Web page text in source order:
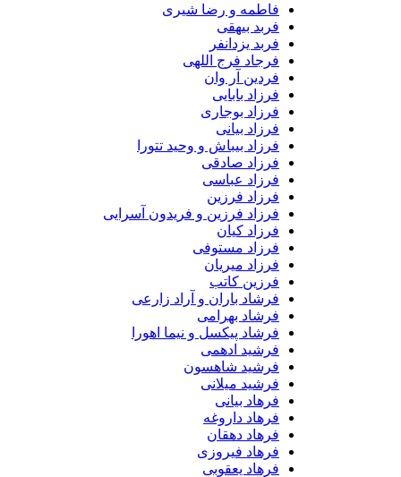
فاطمه و رضا شیری
فربد بیهقی
فربد یزدانفر
فرجاد فرج اللهی
فردین آر وان
فرزاد بابایی
فرزاد بوجاری
فرزاد بیانی
فرزاد بیباش و وحید تتورا
فرزاد صادقی
فرزاد عباسی
فرزاد فرزین
فرزاد فرزین و فریدون آسرایی
فرزاد کیان
فرزاد مستوفی
فرزاد میریان
فرزین کاتب
فرشاد باران و آراد زارعی
فرشاد بهرامی
فرشاد پیکسل و نیما اهورا
فرشید ادهمی
فرشید شاهسون
فرشید میلانی
فرهاد بیانی
فرهاد داروغه
فرهاد دهقان
فرهاد فیروزی
فرهاد یعقوبی